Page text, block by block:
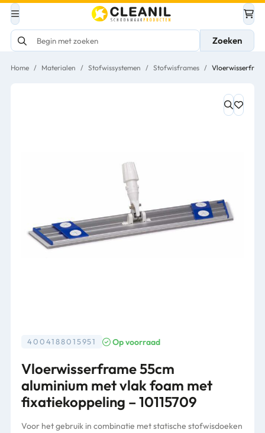
Zoeken
Home / Materialen / Stofwissystemen / Stofwisframes /
4004188015951 Op voorraad
Vloerwisserframe 55cm
aluminium met vlak foam met
fixatiekoppeling – 10115709
Voor het gebruik in combinatie met statische stofwisdoeken